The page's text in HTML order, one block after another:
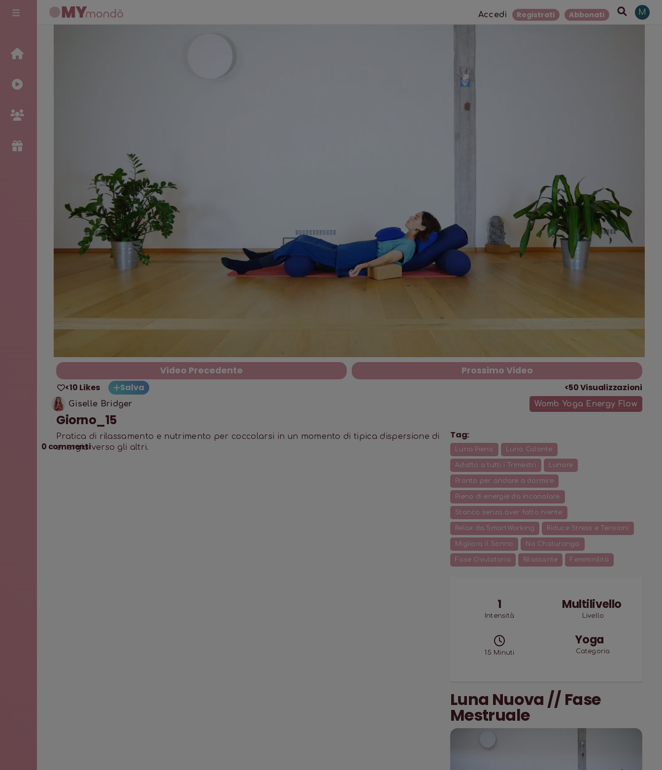
Accedi Registrati Abbonati M
Video Precedente Prossimo Video
<10 Likes Salva <50Visualizzazioni
Giselle Bridger Womb Yoga Energy Flow
Giorno_15
Pratica di rilassamento e nutrimento per coccolarsi in un momento di tipica dispersione di
energia verso gli altri.
0 commenti
Tag:
Luna Piena Luna Calante
Adatto a tutti i Trimestri Lunare
Pronto per andare a dormire
Pieno di energie da incanalare
Stanco senza aver fatto niente
Relax da SmartWorking Riduce Stress e Tensioni
Migliora il Sonno No Chaturanga
Fase Ovulatoria Rilassante Femminilità
1
Intensità
Multilivello
Livello
15 Minuti
Yoga
Categoria
Luna Nuova // Fase
Mestruale